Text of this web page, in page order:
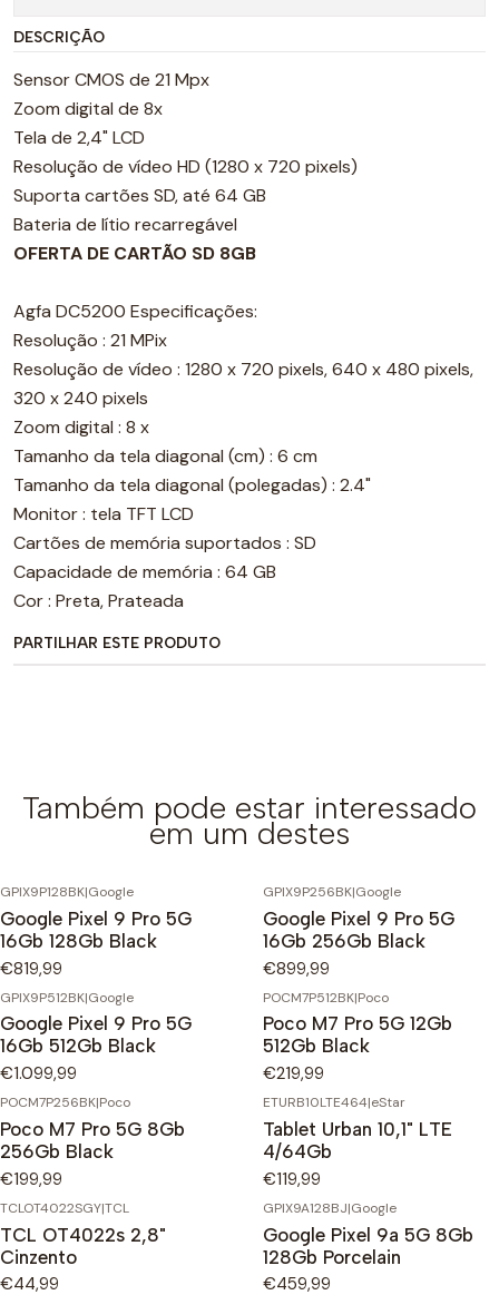
DESCRIÇÃO
Sensor CMOS de 21 Mpx
Zoom digital de 8x
Tela de 2,4" LCD
Resolução de vídeo HD (1280 x 720 pixels)
Suporta cartões SD, até 64 GB
Bateria de lítio recarregável
OFERTA DE CARTÃO SD 8GB
Agfa DC5200 Especificações:
Resolução : 21 MPix
Resolução de vídeo : 1280 x 720 pixels, 640 x 480 pixels,
320 x 240 pixels
Zoom digital : 8 x
Tamanho da tela diagonal (cm) : 6 cm
Tamanho da tela diagonal (polegadas) : 2.4"
Monitor : tela TFT LCD
Cartões de memória suportados : SD
Capacidade de memória : 64 GB
Cor : Preta, Prateada
PARTILHAR ESTE PRODUTO
Também pode estar interessado
em um destes
GPIX9P128BK|Google
Google Pixel 9 Pro 5G
16Gb 128Gb Black
€819,99
GPIX9P256BK|Google
Google Pixel 9 Pro 5G
16Gb 256Gb Black
€899,99
GPIX9P512BK|Google
Google Pixel 9 Pro 5G
16Gb 512Gb Black
€1.099,99
POCM7P512BK|Poco
Poco M7 Pro 5G 12Gb
512Gb Black
€219,99
POCM7P256BK|Poco
Poco M7 Pro 5G 8Gb
256Gb Black
€199,99
ETURB10LTE464|eStar
Tablet Urban 10,1" LTE
4/64Gb
€119,99
TCLOT4022SGY|TCL
TCL OT4022s 2,8"
Cinzento
€44,99
GPIX9A128BJ|Google
Google Pixel 9a 5G 8Gb
128Gb Porcelain
€459,99